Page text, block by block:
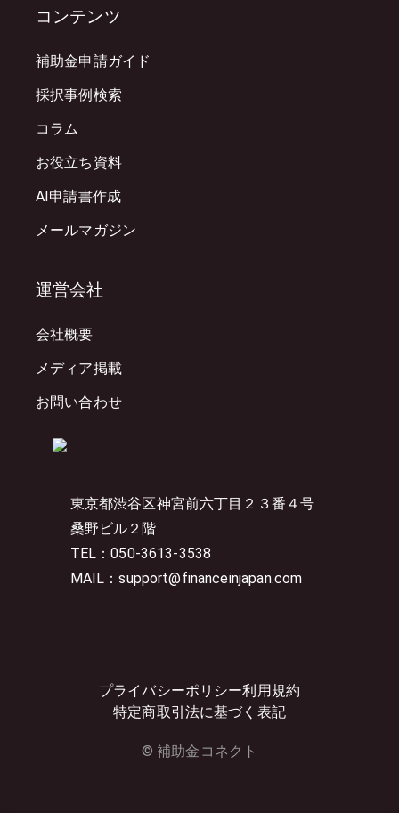
東京都渋谷区神宮前六丁目２３番４号
桑野ビル２階
TEL：050-3613-3538
MAIL：support@financeinjapan.com
プライバシーポリシー利用規約
特定商取引法に基づく表記
© 補助金コネクト
コンテンツ
補助金申請ガイド
採択事例検索
コラム
お役立ち資料
AI申請書作成
メールマガジン
運営会社
会社概要
メディア掲載
お問い合わせ